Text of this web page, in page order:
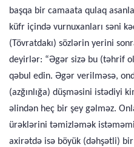
başqa bir camaata qulaq
küfr içində vurnuxanları səni
(Tövratdakı) sözlərin yerini
deyirlər: “Əgər sizə bu (təhrif
qəbul edin. Əgər verilməsə,
(azğınlığa) düşməsini istədiyi
əlindən heç bir şey gəlməz.
ürəklərini təmizləmək
axirətdə isə böyük (dəhşətli)